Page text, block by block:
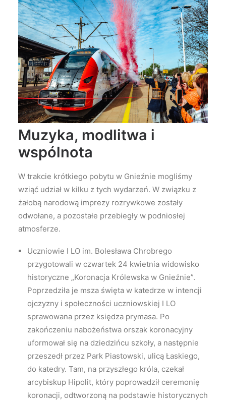
Muzyka, modlitwa i
wspólnota
W trakcie krótkiego pobytu w Gnieźnie mogliśmy
wziąć udział w kilku z tych wydarzeń. W związku z
żałobą narodową imprezy rozrywkowe zostały
odwołane, a pozostałe przebiegły w podniosłej
atmosferze.
Uczniowie I LO im. Bolesława Chrobrego
przygotowali w czwartek 24 kwietnia widowisko
historyczne „Koronacja Królewska w Gnieźnie”.
Poprzedziła je msza święta w katedrze w intencji
ojczyzny i społeczności uczniowskiej I LO
sprawowana przez księdza prymasa. Po
zakończeniu nabożeństwa orszak koronacyjny
uformował się na dziedzińcu szkoły, a następnie
przeszedł przez Park Piastowski, ulicą Łaskiego,
do katedry. Tam, na przyszłego króla, czekał
arcybiskup Hipolit, który poprowadził ceremonię
koronacji, odtworzoną na podstawie historycznych